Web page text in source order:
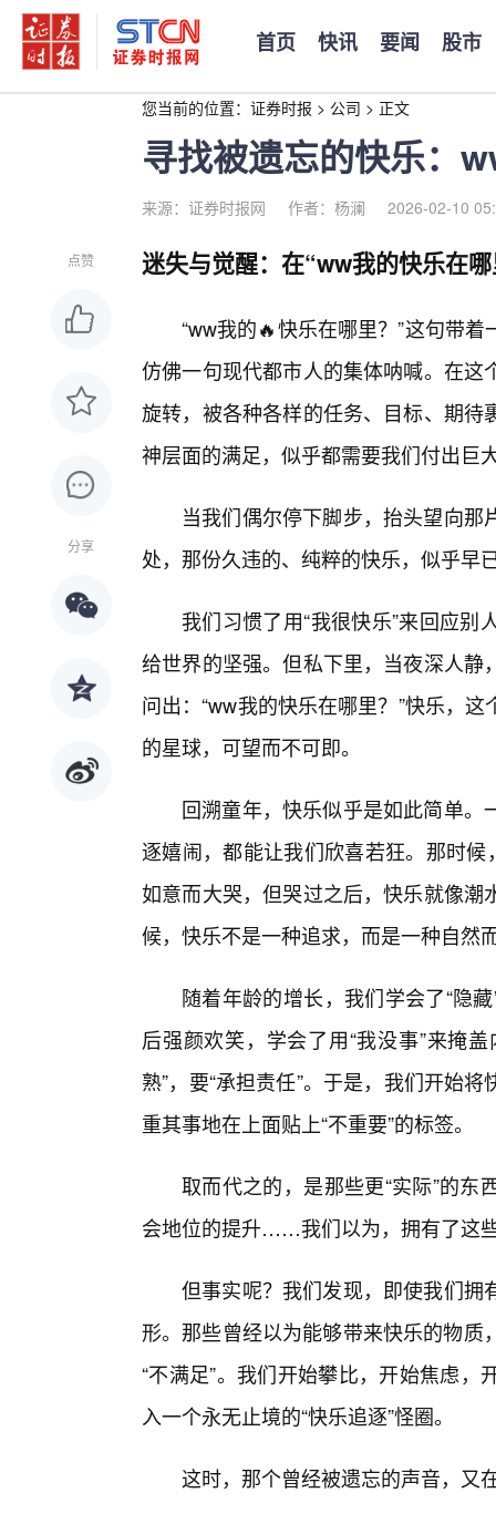
首页 快讯 要闻 股市
您当前的位置： 证券时报 > 公司 > 正文
寻找被遗忘的快乐：
来源：证券时报网 作者：杨澜 2026-02-10
点赞
分享
迷失与觉醒：在“ww我的快乐在
“ww我的🔥快乐在哪里？”这句带
仿佛一句现代都市人的集体呐喊。在
旋转，被各种各样的任务、目标、期
神层面的满足，似乎都需要我们付出巨
当我们偶尔停下脚步，抬头望向
处，那份久违的、纯粹的快乐，似乎早
我们习惯了用“我很快乐”来回应
给世界的坚强。但私下里，当夜深人
问出：“ww我的快乐在哪里？”快乐，
的星球，可望而不可即。
回溯童年，快乐似乎是如此简单
逐嬉闹，都能让我们欣喜若狂。那时
如意而大哭，但哭过之后，快乐就像
候，快乐不是一种追求，而是一种自然
随着年龄的增长，我们学会了“隐
后强颜欢笑，学会了用“我没事”来掩
熟”，要“承担责任”。于是，我们开始
重其事地在上面贴上“不重要”的标签。
取而代之的，是那些更“实际”的
会地位的提升……我们以为，拥有了这
但事实呢？我们发现，即使我们拥
形。那些曾经以为能够带来快乐的物
“不满足”。我们开始攀比，开始焦虑
入一个永无止境的“快乐追逐”怪圈。
这时，那个曾经被遗忘的声音，又